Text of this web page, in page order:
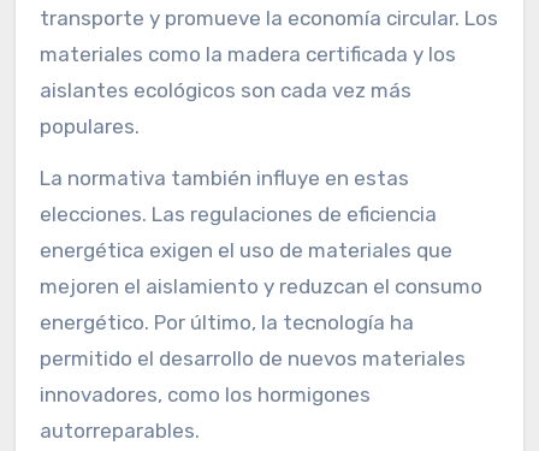
transporte y promueve la economía circular. Los
materiales como la madera certificada y los
aislantes ecológicos son cada vez más
populares.
La normativa también influye en estas
elecciones. Las regulaciones de eficiencia
energética exigen el uso de materiales que
mejoren el aislamiento y reduzcan el consumo
energético. Por último, la tecnología ha
permitido el desarrollo de nuevos materiales
innovadores, como los hormigones
autorreparables.